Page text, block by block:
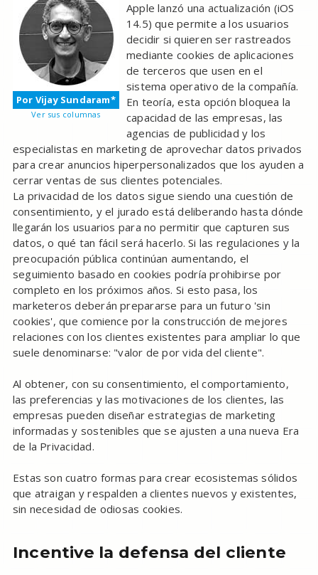
Por Vijay Sundaram*
Ver sus columnas
Apple lanzó una actualización (iOS
14.5) que permite a los usuarios
decidir si quieren ser rastreados
mediante cookies de aplicaciones
de terceros que usen en el
sistema operativo de la compañía.
En teoría, esta opción bloquea la
capacidad de las empresas, las
agencias de publicidad y los
especialistas en marketing de aprovechar datos privados
para crear anuncios hiperpersonalizados que los ayuden a
cerrar ventas de sus clientes potenciales.
La privacidad de los datos sigue siendo una cuestión de
consentimiento, y el jurado está deliberando hasta dónde
llegarán los usuarios para no permitir que capturen sus
datos, o qué tan fácil será hacerlo. Si las regulaciones y la
preocupación pública continúan aumentando, el
seguimiento basado en cookies podría prohibirse por
completo en los próximos años. Si esto pasa, los
marketeros deberán prepararse para un futuro 'sin
cookies', que comience por la construcción de mejores
relaciones con los clientes existentes para ampliar lo que
suele denominarse: "valor de por vida del cliente".
Al obtener, con su consentimiento, el comportamiento,
las preferencias y las motivaciones de los clientes, las
empresas pueden diseñar estrategias de marketing
informadas y sostenibles que se ajusten a una nueva Era
de la Privacidad.
Estas son cuatro formas para crear ecosistemas sólidos
que atraigan y respalden a clientes nuevos y existentes,
sin necesidad de odiosas cookies.
Incentive la defensa del cliente